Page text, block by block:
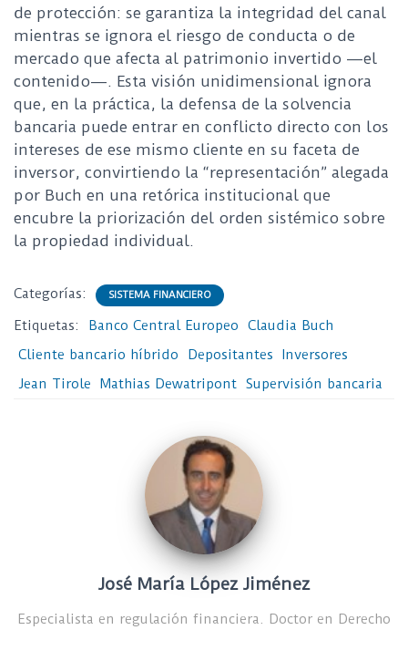
de protección: se garantiza la integridad del canal
mientras se ignora el riesgo de conducta o de
mercado que afecta al patrimonio invertido —el
contenido—. Esta visión unidimensional ignora
que, en la práctica, la defensa de la solvencia
bancaria puede entrar en conflicto directo con los
intereses de ese mismo cliente en su faceta de
inversor, convirtiendo la “representación” alegada
por Buch en una retórica institucional que
encubre la priorización del orden sistémico sobre
la propiedad individual.
Categorías: SISTEMA FINANCIERO
Etiquetas: Banco Central Europeo
Claudia Buch
Cliente bancario híbrido
Depositantes
Inversores
Jean Tirole
Mathias Dewatripont Supervisión bancaria
José María López Jiménez
Especialista en regulación financiera. Doctor en Derecho